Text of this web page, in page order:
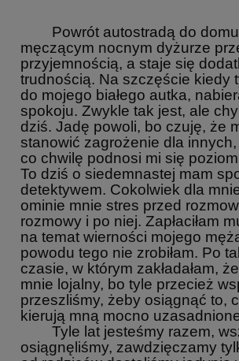
Powrót autostradą do
męczącym nocnym dyżurze
przyjemnością, a staje się
trudnością. Na szczęście kiedy
do mojego białego autka,
spokoju. Zwykle tak jest, ale
dziś. Jadę powoli, bo czuję, że
stanowić zagrożenie dla
co chwilę podnosi mi się
To dziś o siedemnastej mam
detektywem. Cokolwiek dla
ominie mnie stres przed
rozmowy i po niej. Zapłaciłam
na temat wierności mojego
powodu tego nie zrobiłam. Po
czasie, w którym zakładałam,
mnie lojalny, bo tyle przecież
przeszliśmy, żeby osiągnąć to,
kierują mną mocno
Tyle lat jesteśmy razem,
osiągnęliśmy, zawdzięczamy